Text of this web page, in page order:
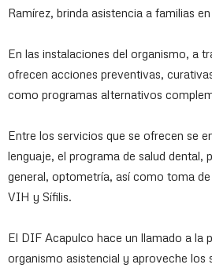
Ramírez, brinda asistencia a familias
En las instalaciones del organismo, a
ofrecen acciones preventivas,
como programas alternativos
Entre los servicios que se ofrecen se
lenguaje, el programa de salud dental,
general, optometría, así como toma
VIH y Sífilis.
El DIF Acapulco hace un llamado a la
organismo asistencial y aproveche los